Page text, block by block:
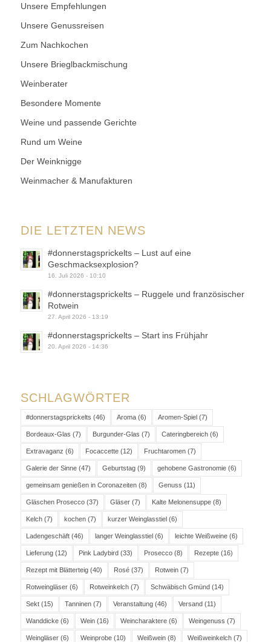
Unsere Empfehlungen
Unsere Genussreisen
Zum Nachkochen
Unsere Brieglbackmischung
Weinberater
Besondere Momente
Weine und passende Gerichte
Rund um Weine
Der Weinknigge
Weinmacher & Manufakturen
DIE LETZTEN NEWS
#donnerstagsprickelts – Lust auf eine
Geschmacksexplosion?
16. Juli 2026 - 10:10
#donnerstagsprickelts – Ruggele und französischer
Rotwein
27. April 2026 - 13:19
#donnerstagsprickelts – Start ins Frühjahr
20. April 2026 - 14:36
SCHLAGWÖRTER
#donnerstagsprickelts (46) Aroma(6) Aromen-Spiel(7)
Bordeaux-Glas (7) Burgunder-Glas (7) Cateringbereich(6)
Extravaganz (6) Focaccette(12) Fruchtaromen(7)
Galerie der Sinne(47) Geburtstag(9) gehobene Gastronomie(6)
gemeinsam genießen in Coronazeiten(8) Genuss (11)
Gläschen Prosecco(37) Gläser(7) Kalte Melonensuppe(8)
Kelch(7) kochen(7) kurzer Weinglasstiel(6)
Ladengeschäft(46) langer Weinglasstiel(6) leichte Weißweine(6)
Lieferung(12) Pink Ladybird(33) Prosecco(8) Rezepte(16)
Rezept mit Blätterteig(40) Rosé(37) Rotwein(7)
Rotweingläser(6) Rotweinkelch(7) Schwäbisch Gmünd(14)
Sekt(15) Tanninen(7) Veranstaltung(46) Versand(11)
Wanddicke(6) Wein(16) Weincharaktere(6) Weingenuss (7)
Weingläser(6) Weinprobe(10) Weißwein(8) Weißweinkelch(7)